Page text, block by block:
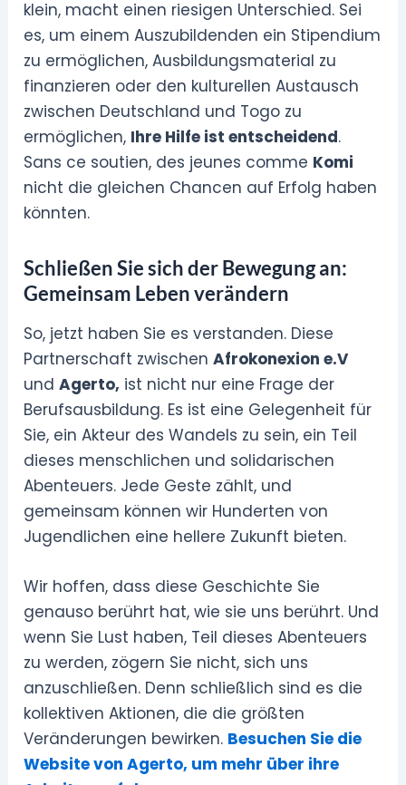
klein, macht einen riesigen Unterschied. Sei
es, um einem Auszubildenden ein Stipendium
zu ermöglichen, Ausbildungsmaterial zu
finanzieren oder den kulturellen Austausch
zwischen Deutschland und Togo zu
ermöglichen, Ihre Hilfe ist entscheidend.
Sans ce soutien, des jeunes comme Komi
nicht die gleichen Chancen auf Erfolg haben
könnten.
Schließen Sie sich der Bewegung an:
Gemeinsam Leben verändern
So, jetzt haben Sie es verstanden. Diese
Partnerschaft zwischenAfrokonexion e.V
undAgerto, ist nicht nur eine Frage der
Berufsausbildung. Es ist eine Gelegenheit für
Sie, ein Akteur des Wandels zu sein, ein Teil
dieses menschlichen und solidarischen
Abenteuers. Jede Geste zählt, und
gemeinsam können wir Hunderten von
Jugendlichen eine hellere Zukunft bieten.
Wir hoffen, dass diese Geschichte Sie
genauso berührt hat, wie sie uns berührt. Und
wenn Sie Lust haben, Teil dieses Abenteuers
zu werden, zögern Sie nicht, sich uns
anzuschließen. Denn schließlich sind es die
kollektiven Aktionen, die die größten
Veränderungen bewirken. Besuchen Sie die
Website von Agerto, um mehr über ihre